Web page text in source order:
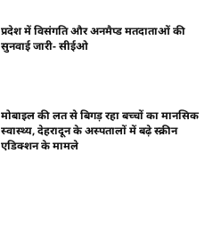
प्रदेश में विसंगति और अनमैप्ड मतदाताओं की
सुनवाई जारी- सीईओ
मोबाइल की लत से बिगड़ रहा बच्चों का मानसिक
स्वास्थ्य, देहरादून के अस्पतालों में बढ़े स्क्रीन
एडिक्शन के मामले